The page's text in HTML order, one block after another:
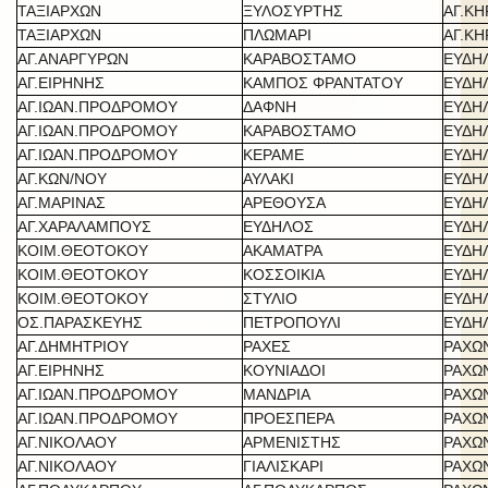
ΤΑΞΙΑΡΧΩΝ
ΞΥΛΟΣΥΡΤΗΣ
ΤΑΞΙΑΡΧΩΝ
ΠΛΩΜΑΡΙ
ΑΓ.ΑΝΑΡΓΥΡΩΝ
ΚΑΡΑΒΟΣΤΑΜΟ
ΑΓ.ΕΙΡΗΝΗΣ
ΚΑΜΠΟΣ ΦΡΑΝΤΑΤΟΥ
ΑΓ.ΙΩΑΝ.ΠΡΟΔΡΟΜΟΥ
ΔΑΦΝΗ
ΑΓ.ΙΩΑΝ.ΠΡΟΔΡΟΜΟΥ
ΚΑΡΑΒΟΣΤΑΜΟ
ΑΓ.ΙΩΑΝ.ΠΡΟΔΡΟΜΟΥ
ΚΕΡΑΜΕ
ΑΓ.ΚΩΝ/ΝΟΥ
ΑΥΛΑΚΙ
ΑΓ.ΜΑΡΙΝΑΣ
ΑΡΕΘΟΥΣΑ
ΑΓ.ΧΑΡΑΛΑΜΠΟΥΣ
ΕΥΔΗΛΟΣ
ΚΟΙΜ.ΘΕΟΤΟΚΟΥ
ΑΚΑΜΑΤΡΑ
ΚΟΙΜ.ΘΕΟΤΟΚΟΥ
ΚΟΣΣΟΙΚΙΑ
ΚΟΙΜ.ΘΕΟΤΟΚΟΥ
ΣΤΥΛΙΟ
ΟΣ.ΠΑΡΑΣΚΕΥΗΣ
ΠΕΤΡΟΠΟΥΛΙ
ΑΓ.ΔΗΜΗΤΡΙΟΥ
ΡΑΧΕΣ
ΑΓ.ΕΙΡΗΝΗΣ
ΚΟΥΝΙΑΔΟΙ
ΑΓ.ΙΩΑΝ.ΠΡΟΔΡΟΜΟΥ
ΜΑΝΔΡΙΑ
ΑΓ.ΙΩΑΝ.ΠΡΟΔΡΟΜΟΥ
ΠΡΟΕΣΠΕΡΑ
ΑΓ.ΝΙΚΟΛΑΟΥ
ΑΡΜΕΝΙΣΤΗΣ
ΑΓ.ΝΙΚΟΛΑΟΥ
ΓΙΑΛΙΣΚΑΡΙ